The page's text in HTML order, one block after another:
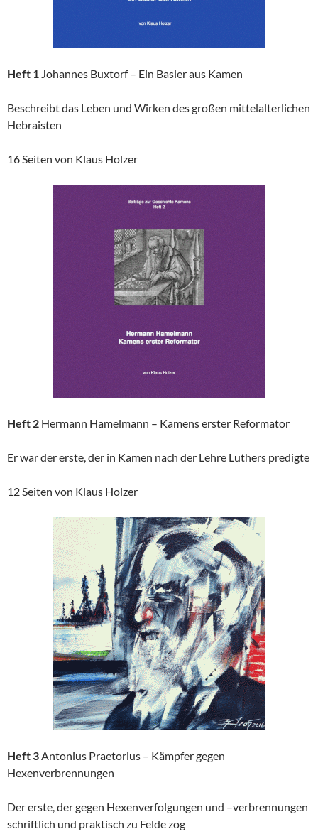
Heft 1 Johannes Buxtorf – Ein Basler aus Kamen
Beschreibt das Leben und Wirken des großen mittelalterlichen
Hebraisten
16 Seiten von Klaus Holzer
Heft 2 Hermann Hamelmann – Kamens erster Reformator
Er war der erste, der in Kamen nach der Lehre Luthers predigte
12 Seiten von Klaus Holzer
Heft 3Antonius Praetorius – Kämpfer gegen
Hexenverbrennungen
Der erste, der gegen Hexenverfolgungen und –verbrennungen
schriftlich und praktisch zu Felde zog